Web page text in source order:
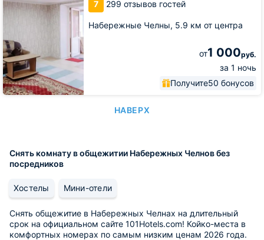
7 299 отзывов гостей
Набережные Челны, 5.9 км от центра
от1 000руб.
за 1 ночь
Получите50 бонусов
НАВЕРХ
Снять комнату в общежитии Набережных Челнов без
посредников
Хостелы Мини-отели
Снять общежитие в Набережных Челнах на длительный
срок на официальном сайте 101Hotels.com! Койко-места в
комфортных номерах по самым низким ценам 2026 года.